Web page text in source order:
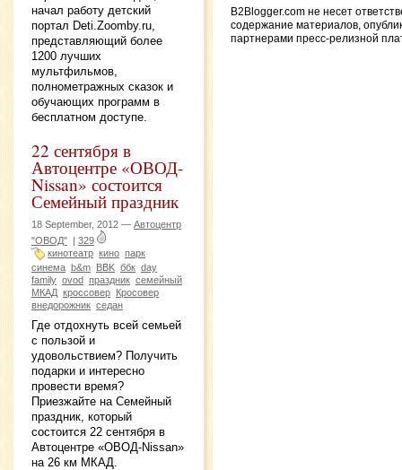
начал работу детский
портал Deti.Zoomby.ru,
представляющий более
1200 лучших
мультфильмов,
полнометражных сказок и
обучающих программ в
бесплатном доступе.
22 сентября в
Автоцентре «ОВОД-
Nissan» состоится
Семейный праздник
18 September, 2012 — Автоцентр
"ОВОД"
329
кинотеатр кино парк
синема b&m BBK ббк day
family ovod праздник семейный
МКАД кроссовер
Кросовер
внедорожник седан
Где отдохнуть всей семьей
с пользой и
удовольствием? Получить
подарки и интересно
провести время?
Приезжайте на Семейный
праздник, который
состоится 22 сентября в
Автоцентре «ОВОД-Nissan»
на 26 км МКАД.
B2Blogger.com не несет
содержание материалов,
партнерами пресс-релизной